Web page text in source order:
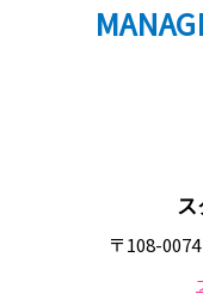
〒108-